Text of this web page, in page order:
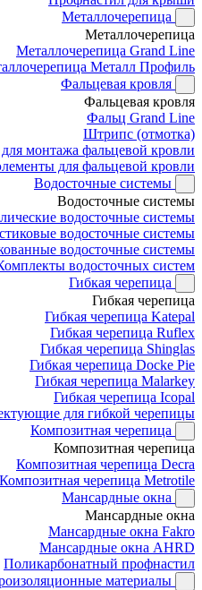
Металлочерепица
Металлочерепица
Металлочерепица Grand Line
Металл Профиль
Фальцевая кровля
Фальцевая кровля
Фальц Grand Line
Штрипс (отмотка)
монтажа фальцевой кровли
для фальцевой кровли
Водосточные системы
Водосточные системы
водосточные системы
водосточные системы
водосточные системы
водосточных систем
Гибкая черепица
Гибкая черепица
Гибкая черепица Katepal
Гибкая черепица Ruflex
Гибкая черепица Shinglas
Гибкая черепица Docke Pie
Гибкая черепица Malarkey
Гибкая черепица Icopal
для гибкой черепицы
Композитная черепица
Композитная черепица
Композитная черепица Decra
Композитная черепица Metrotile
Мансардные окна
Мансардные окна
Мансардные окна Fakro
Мансардные окна AHRD
Поликарбонатный профнастил
материалы